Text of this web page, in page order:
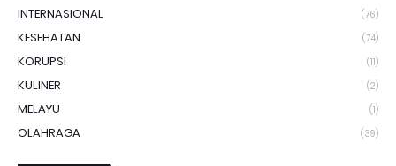
INTERNASIONAL (76)
KESEHATAN (74)
KORUPSI (11)
KULINER (2)
MELAYU (1)
OLAHRAGA (39)